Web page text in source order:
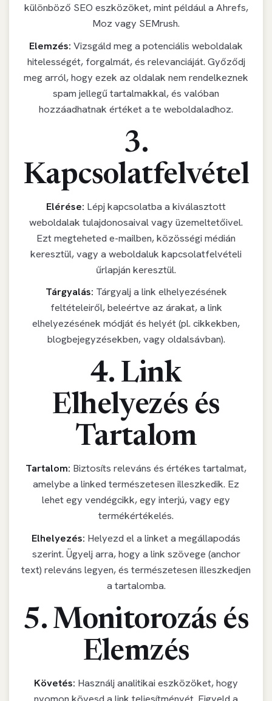
különböző SEO eszközöket, mint például a Ahrefs,
Moz vagy SEMrush.
Elemzés: Vizsgáld meg a potenciális weboldalak
hitelességét, forgalmát, és relevanciáját. Győződj
meg arról, hogy ezek az oldalak nem rendelkeznek
spam jellegű tartalmakkal, és valóban
hozzáadhatnak értéket a te weboldaladhoz.
3.
Kapcsolatfelvétel
Elérése: Lépj kapcsolatba a kiválasztott
weboldalak tulajdonosaival vagy üzemeltetőivel.
Ezt megteheted e-mailben, közösségi médián
keresztül, vagy a weboldaluk kapcsolatfelvételi
űrlapján keresztül.
Tárgyalás: Tárgyalj a link elhelyezésének
feltételeiről, beleértve az árakat, a link
elhelyezésének módját és helyét (pl. cikkekben,
blogbejegyzésekben, vagy oldalsávban).
4. Link
Elhelyezés és
Tartalom
Tartalom: Biztosíts releváns és értékes tartalmat,
amelybe a linked természetesen illeszkedik. Ez
lehet egy vendégcikk, egy interjú, vagy egy
termékértékelés.
Elhelyezés: Helyezd el a linket a megállapodás
szerint. Ügyelj arra, hogy a link szövege (anchor
text) releváns legyen, és természetesen illeszkedjen
a tartalomba.
5. Monitorozás és
Elemzés
Követés: Használj analitikai eszközöket, hogy
nyomon kövesd a link teljesítményét. Figyeld a